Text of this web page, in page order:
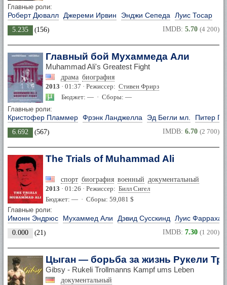
Главные роли:
Роберт Дювалл Джереми Ирвин Энджи Сепеда Луис Тосар
5.235 (156) IMDB: 5.70 (4 200)
Главный бой Мухаммеда Али
Muhammad Ali's Greatest Fight
драма биография
2013 · 01:37 · Режиссер: Стивен Фрирз
Бюджет: — · Сборы: —
Главные роли:
Кристофер Пламмер Фрэнк Ланджелла Эд Бегли мл. Питер
6.692 (567) IMDB: 6.70 (2 700)
The Trials of Muhammad Ali
спорт биография военный документальный
2013 · 01:26 · Режиссер: Билл Сигел
Бюджет: — · Сборы: 59,081 $
Главные роли:
Имонн Эндрюс Мухаммед Али Дэвид Сусскинд Луис Фаррахан
0.000 (21) IMDB: 7.30 (1 200)
Цыган — борьба за жизнь Рукели
Gibsy - Rukeli Trollmanns Kampf ums Leben
документальный